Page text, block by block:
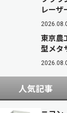
レーザ
東京農
型メタ
人気記事